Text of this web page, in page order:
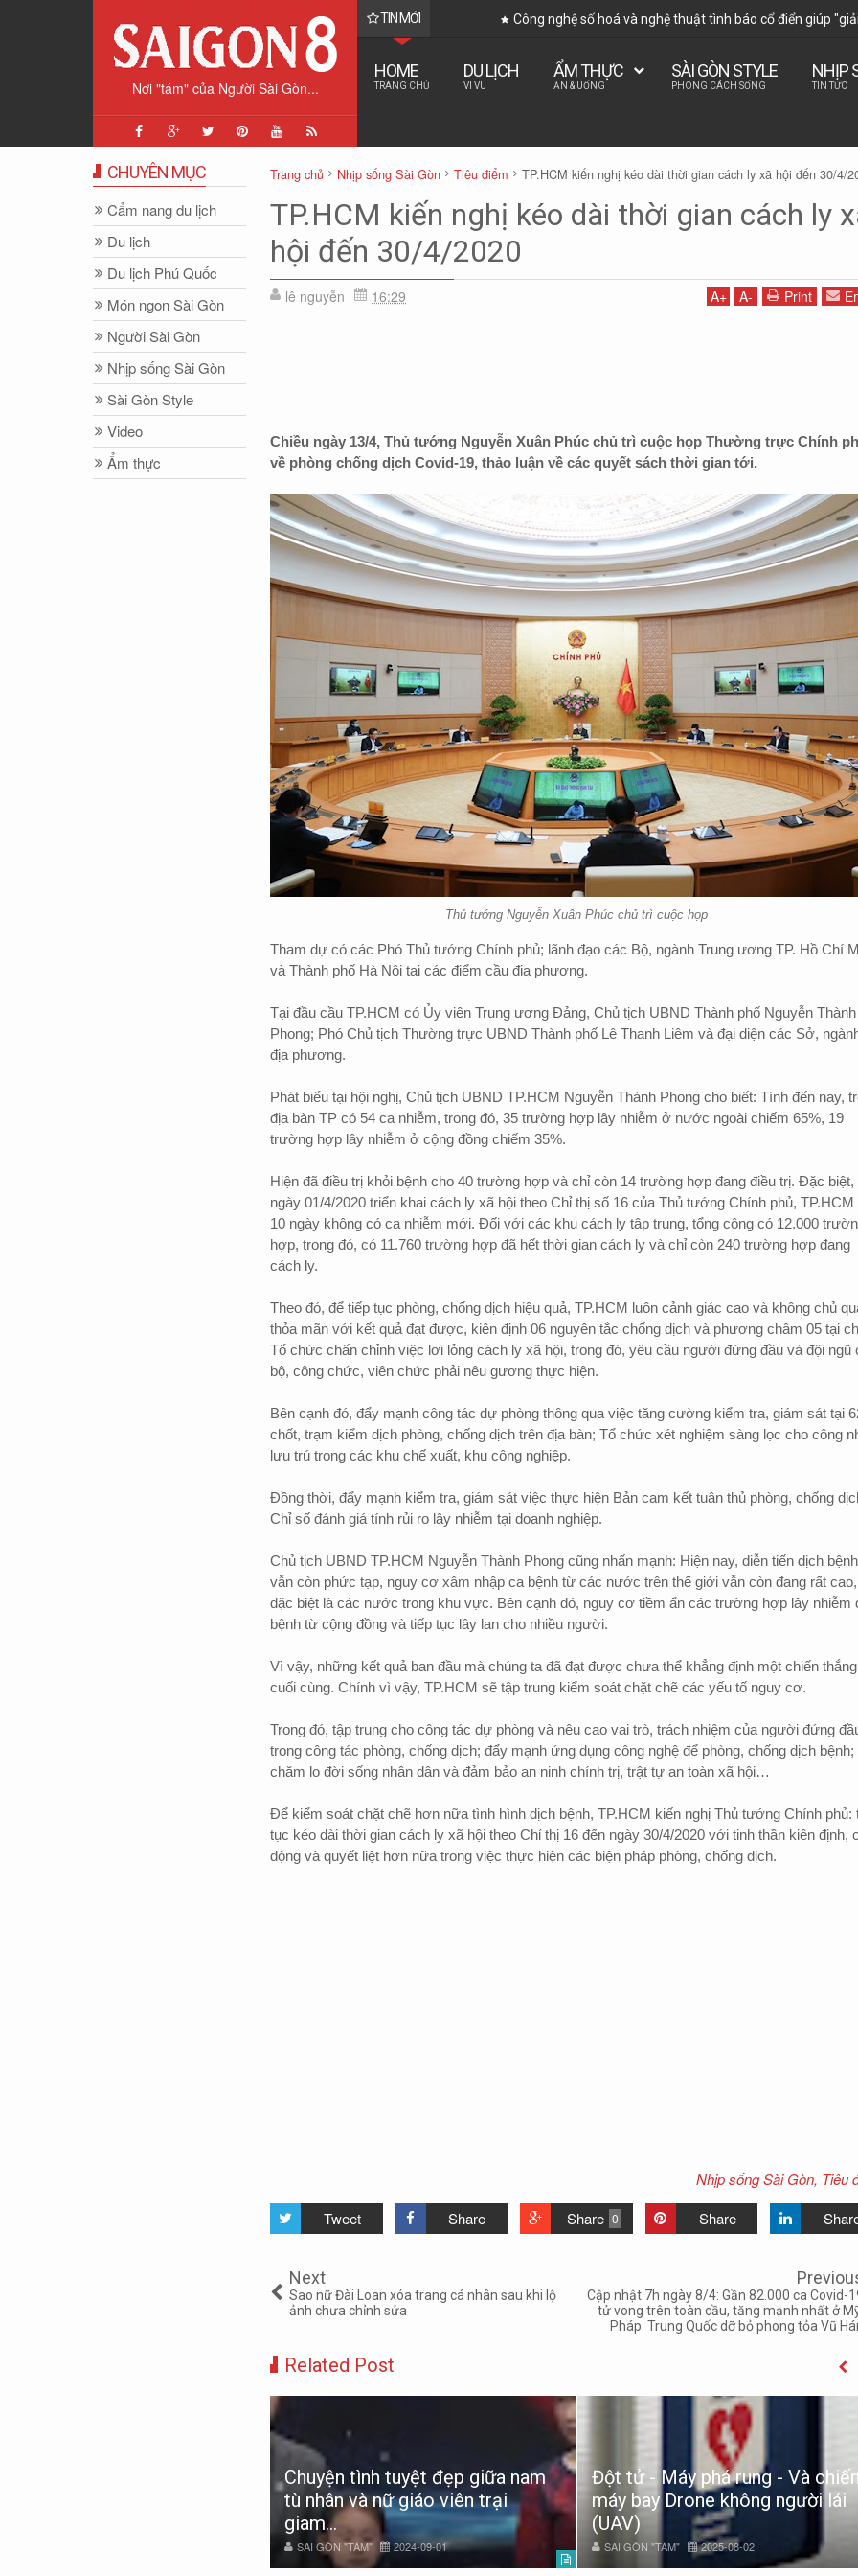
Nơi "tám" của Người Sài Gòn...
TIN MỚI Công nghệ số hoá và nghệ thuật tình báo cổ điển giúp
HOME
TRANG CHỦ
DU LỊCH
VI VU
ẨM THỰC
ĂN & UỐNG
SÀI GÒN STYLE
PHONG CÁCH SỐNG
NHỊP
TIN TỨC
Trang chủ Nhịp sống Sài Gòn Tiêu điểm TP.HCM kiến nghị kéo dài thời gian cách ly xã hội đến 30/4/
TP.HCM kiến nghị kéo dài thời gian cách ly
hội đến 30/4/2020
lê nguyễn 16:29 A+ A- Print
Chiều ngày 13/4, Thủ tướng Nguyễn Xuân Phúc chủ trì cuộc họp Thường trực Chính
về phòng chống dịch Covid-19, thảo luận về các quyết sách thời gian tới.
Thủ tướng Nguyễn Xuân Phúc chủ trì cuộc họp
Tham dự có các Phó Thủ tướng Chính phủ; lãnh đạo các Bộ, ngành Trung ương TP. Hồ Chí
và Thành phố Hà Nội tại các điểm cầu địa phương.
Tại đầu cầu TP.HCM có Ủy viên Trung ương Đảng, Chủ tịch UBND Thành phố Nguyễn Thành
Phong; Phó Chủ tịch Thường trực UBND Thành phố Lê Thanh Liêm và đại diện các Sở,
địa phương.
Phát biểu tại hội nghị, Chủ tịch UBND TP.HCM Nguyễn Thành Phong cho biết: Tính đến nay,
địa bàn TP có 54 ca nhiễm, trong đó, 35 trường hợp lây nhiễm ở nước ngoài chiếm 65%, 19
trường hợp lây nhiễm ở cộng đồng chiếm 35%.
Hiện đã điều trị khỏi bệnh cho 40 trường hợp và chỉ còn 14 trường hợp đang điều trị. Đặc biệt,
ngày 01/4/2020 triển khai cách ly xã hội theo Chỉ thị số 16 của Thủ tướng Chính phủ, TP.HCM
10 ngày không có ca nhiễm mới. Đối với các khu cách ly tập trung, tổng cộng có 12.000
hợp, trong đó, có 11.760 trường hợp đã hết thời gian cách ly và chỉ còn 240 trường hợp đang
cách ly.
Theo đó, để tiếp tục phòng, chống dịch hiệu quả, TP.HCM luôn cảnh giác cao và không chủ
thỏa mãn với kết quả đạt được, kiên định 06 nguyên tắc chống dịch và phương châm 05 tại
Tổ chức chấn chỉnh việc lơi lỏng cách ly xã hội, trong đó, yêu cầu người đứng đầu và đội ngũ
bộ, công chức, viên chức phải nêu gương thực hiện.
Bên cạnh đó, đẩy mạnh công tác dự phòng thông qua việc tăng cường kiểm tra, giám sát tại
chốt, trạm kiểm dịch phòng, chống dịch trên địa bàn; Tổ chức xét nghiệm sàng lọc cho công
lưu trú trong các khu chế xuất, khu công nghiệp.
Đồng thời, đẩy mạnh kiểm tra, giám sát việc thực hiện Bản cam kết tuân thủ phòng, chống
Chỉ số đánh giá tính rủi ro lây nhiễm tại doanh nghiệp.
Chủ tịch UBND TP.HCM Nguyễn Thành Phong cũng nhấn mạnh: Hiện nay, diễn tiến dịch bệnh
vẫn còn phức tạp, nguy cơ xâm nhập ca bệnh từ các nước trên thế giới vẫn còn đang rất cao,
đặc biệt là các nước trong khu vực. Bên cạnh đó, nguy cơ tiềm ẩn các trường hợp lây nhiễm
bệnh từ cộng đồng và tiếp tục lây lan cho nhiều người.
Vì vậy, những kết quả ban đầu mà chúng ta đã đạt được chưa thể khẳng định một chiến thắng
cuối cùng. Chính vì vậy, TP.HCM sẽ tập trung kiểm soát chặt chẽ các yếu tố nguy cơ.
Trong đó, tập trung cho công tác dự phòng và nêu cao vai trò, trách nhiệm của người đứng
trong công tác phòng, chống dịch; đẩy mạnh ứng dụng công nghệ để phòng, chống dịch bệnh;
chăm lo đời sống nhân dân và đảm bảo an ninh chính trị, trật tự an toàn xã hội…
Để kiểm soát chặt chẽ hơn nữa tình hình dịch bệnh, TP.HCM kiến nghị Thủ tướng Chính phủ:
tục kéo dài thời gian cách ly xã hội theo Chỉ thị 16 đến ngày 30/4/2020 với tinh thần kiên định,
động và quyết liệt hơn nữa trong việc thực hiện các biện pháp phòng, chống dịch.
Nhịp sống Sài Gòn, Tiêu
Tweet
Share 0
Share Share
Next
Sao nữ Đài Loan xóa trang cá nhân sau khi lộ
ảnh chưa chỉnh sửa
Cập nhật 7h ngày 8/4: Gần 82.000 ca Covid-
tử vong trên toàn cầu, tăng mạnh nhất ở
Pháp. Trung Quốc dỡ bỏ phong tỏa Vũ
Related Post
Chuyện tình tuyệt đẹp giữa nam
tù nhân và nữ giáo viên trại
giam...
SÀI GÒN "TÁM" 2024-09-01
Đột tử - Máy phá rung - Và chiến
máy bay Drone không người lái
(UAV)
SÀI GÒN "TÁM" 2025-08-02
CHUYÊN MỤC
Cẩm nang du lịch
Du lịch
Du lịch Phú Quốc
Món ngon Sài Gòn
Người Sài Gòn
Nhịp sống Sài Gòn
Sài Gòn Style
Video
Ẩm thực